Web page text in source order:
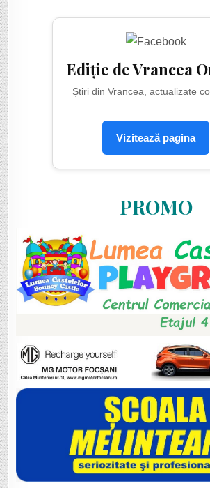
Ediție de Vrancea
Știri din Vrancea, actualizate
Vizitează pagina
PROMO